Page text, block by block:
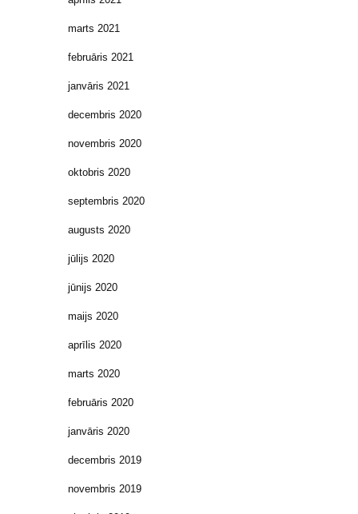
marts 2021
februāris 2021
janvāris 2021
decembris 2020
novembris 2020
oktobris 2020
septembris 2020
augusts 2020
jūlijs 2020
jūnijs 2020
maijs 2020
aprīlis 2020
marts 2020
februāris 2020
janvāris 2020
decembris 2019
novembris 2019